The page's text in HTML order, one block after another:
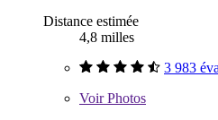
Distance estimée
4,8 milles
3 983
VoirPhotos